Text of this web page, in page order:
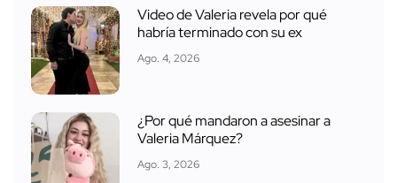
Video de Valeria revela por qué
habría terminado con su ex
Ago. 4, 2026
¿Por qué mandaron a asesinar a
Valeria Márquez?
Ago. 3, 2026